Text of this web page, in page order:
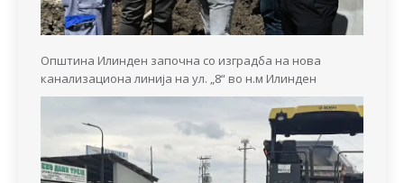
Општина Илинден започна со изградба на нова
канализациона линија на ул. „8“ во н.м Илинден